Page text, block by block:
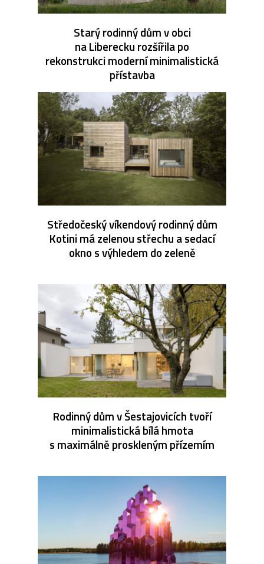
Starý rodinný dům v obci
na Liberecku rozšířila po
rekonstrukci moderní minimalistická
přístavba
Středočeský víkendový rodinný dům
Kotini má zelenou střechu a sedací
okno s výhledem do zeleně
Rodinný dům v Šestajovicích tvoří
minimalistická bílá hmota
s maximálně proskleným přízemím